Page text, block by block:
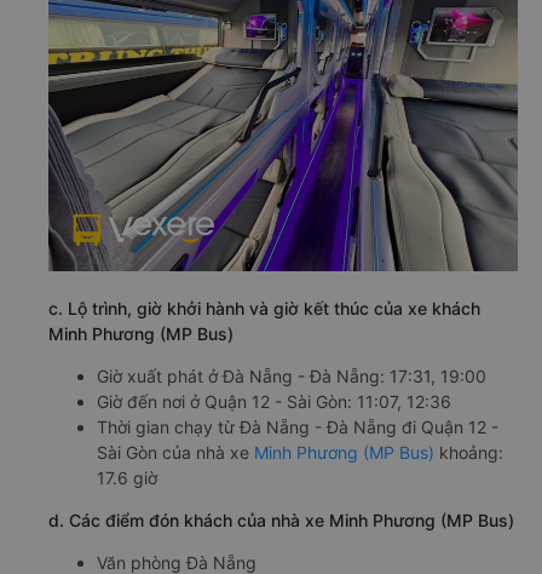
c. Lộ trình, giờ khởi hành và giờ kết thúc của xe khách
Minh Phương (MP Bus)
Giờ xuất phát ở Đà Nẵng - Đà Nẵng: 17:31, 19:00
Giờ đến nơi ở Quận 12 - Sài Gòn: 11:07, 12:36
Thời gian chạy từ Đà Nẵng - Đà Nẵng đi Quận 12 -
Sài Gòn của nhà xe Minh Phương (MP Bus) khoảng:
17.6 giờ
d. Các điểm đón khách của nhà xe Minh Phương (MP Bus)
Văn phòng Đà Nẵng